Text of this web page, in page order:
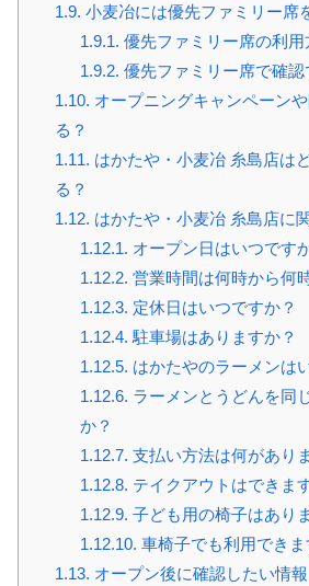
1.9. 小麦冶には優先ファミリー席
1.9.1. 優先ファミリー席の利用
1.9.2. 優先ファミリー席で確認
1.10. オープニングキャンペーン
る？
1.11. はかたや・小麦冶 糸島店は
る？
1.12. はかたや・小麦冶 糸島店に
1.12.1. オープン日はいつです
1.12.2. 営業時間は何時から何
1.12.3. 定休日はいつですか？
1.12.4. 駐車場はありますか？
1.12.5. はかたやのラーメンは
1.12.6. ラーメンとうどんを同
か？
1.12.7. 支払い方法は何があり
1.12.8. テイクアウトはできま
1.12.9. 子ども用の椅子はあり
1.12.10. 車椅子でも利用できま
1.13. オープン後に確認したい情報